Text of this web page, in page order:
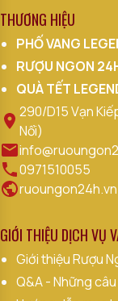
THƯƠNG HIỆU
PHỐ VANG
RƯỢU NGON
QUÀ TẾT
290/D15 Vạn
Nổi)
0971510055
ruoungon24h.vn
GIỚI THIỆU DỊCH VỤ
Giới thiệu Rượu
Q&A - Những